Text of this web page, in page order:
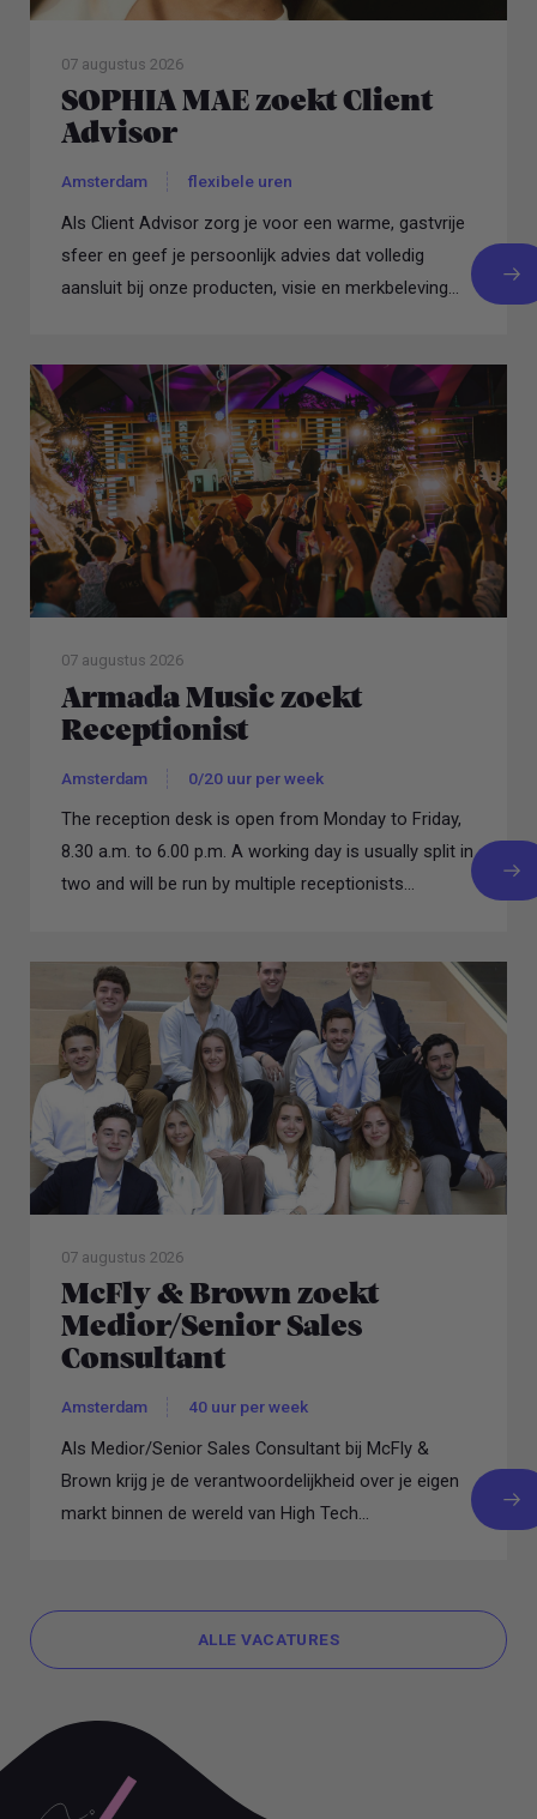
07 augustus 2026
SOPHIA MAE zoekt Client
Advisor
Amsterdam flexibele uren
Als Client Advisor zorg je voor een warme, gastvrije
sfeer en geef je persoonlijk advies dat volledig
aansluit bij onze producten, visie en merkbeleving...
07 augustus 2026
Armada Music zoekt
Receptionist
Amsterdam 0/20 uur per week
The reception desk is open from Monday to Friday,
8.30 a.m. to 6.00 p.m. A working day is usually split in
two and will be run by multiple receptionists...
07 augustus 2026
McFly & Brown zoekt
Medior/Senior Sales
Consultant
Amsterdam 40 uur per week
Als Medior/Senior Sales Consultant bij McFly &
Brown krijg je de verantwoordelijkheid over je eigen
markt binnen de wereld van High Tech...
ALLE VACATURES